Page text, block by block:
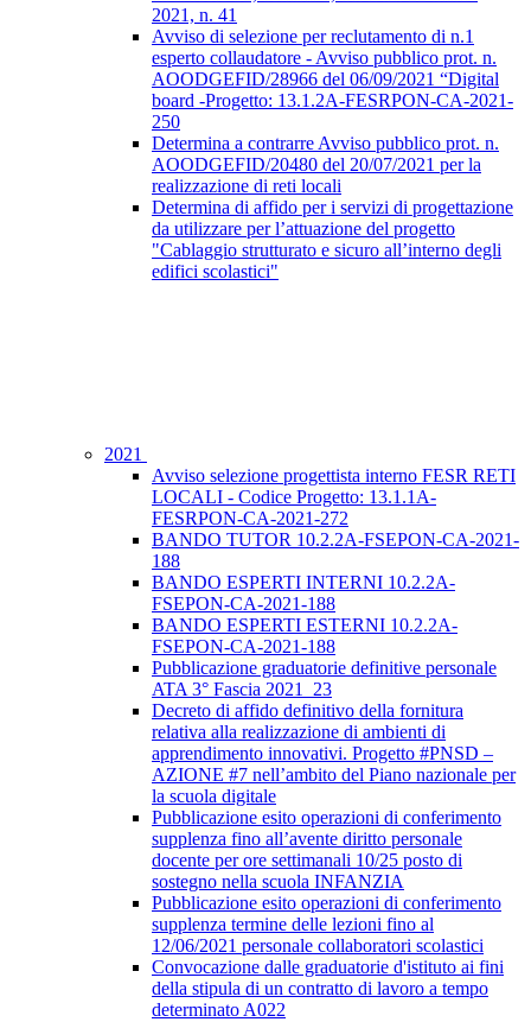
2021, n. 41
Avviso di selezione per reclutamento di n.1
esperto collaudatore - Avviso pubblico prot. n.
AOODGEFID/28966 del 06/09/2021 “Digital
board -Progetto: 13.1.2A-FESRPON-CA-2021-
250
Determina a contrarre Avviso pubblico prot. n.
AOODGEFID/20480 del 20/07/2021 per la
realizzazione di reti locali
Determina di affido per i servizi di progettazione
da utilizzare per l’attuazione del progetto
"Cablaggio strutturato e sicuro all’interno degli
edifici scolastici"
2021
Avviso selezione progettista interno FESR RETI
LOCALI - Codice Progetto: 13.1.1A-
FESRPON-CA-2021-272
BANDO TUTOR 10.2.2A-FSEPON-CA-2021-
188
BANDO ESPERTI INTERNI 10.2.2A-
FSEPON-CA-2021-188
BANDO ESPERTI ESTERNI 10.2.2A-
FSEPON-CA-2021-188
Pubblicazione graduatorie definitive personale
ATA 3° Fascia 2021_23
Decreto di affido definitivo della fornitura
relativa alla realizzazione di ambienti di
apprendimento innovativi. Progetto #PNSD –
AZIONE #7 nell’ambito del Piano nazionale per
la scuola digitale
Pubblicazione esito operazioni di conferimento
supplenza fino all’avente diritto personale
docente per ore settimanali 10/25 posto di
sostegno nella scuola INFANZIA
Pubblicazione esito operazioni di conferimento
supplenza termine delle lezioni fino al
12/06/2021 personale collaboratori scolastici
Convocazione dalle graduatorie d'istituto ai fini
della stipula di un contratto di lavoro a tempo
determinato A022